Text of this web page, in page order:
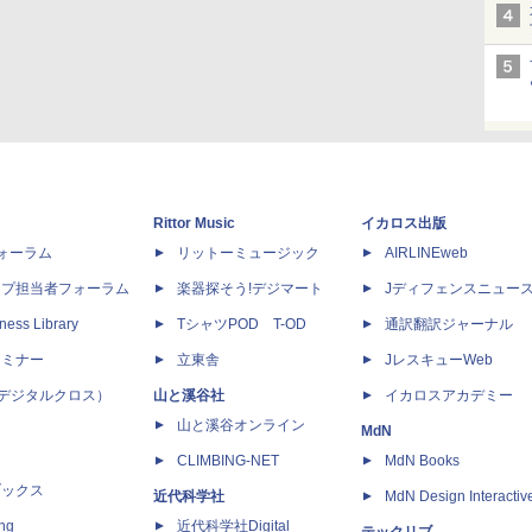
ーラム
担当者フォーラム
Library
ナー
ジタルクロス）
クス
Rittor Music
リットーミュージック
楽器探そう!デジマート
TシャツPOD T-OD
立東舎
山と溪谷社
山と溪谷オンライン
CLIMBING-NET
近代科学社
近代科学社Digital
イカロス出版
AIRLINEweb
Jディフェンスニュー
通訳翻訳ジャーナル
JレスキューWeb
イカロスアカデミー
MdN
MdN Books
MdN Design